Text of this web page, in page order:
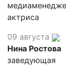
актриса
09 августа
Нина Ростова
заведующая